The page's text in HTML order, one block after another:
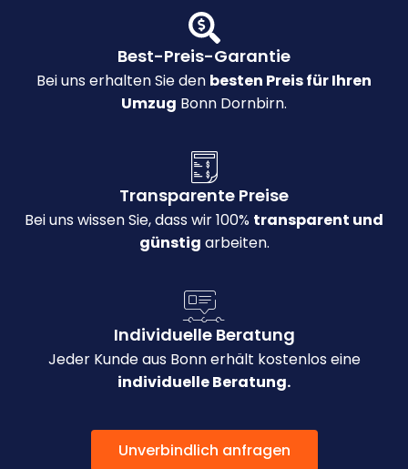
Best-Preis-Garantie
Bei uns erhalten Sie den besten Preis für Ihren
Umzug Bonn Dornbirn.
Transparente Preise
Bei uns wissen Sie, dass wir 100% transparent und
günstig arbeiten.
Individuelle Beratung
Jeder Kunde aus Bonn erhält kostenlos eine
individuelle Beratung.
Unverbindlich anfragen